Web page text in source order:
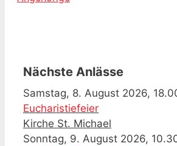
Nächste Anlässe
Samstag, 8. August 2026,
Eucharistiefeier
Kirche St. Michael
Sonntag, 9. August 2026,